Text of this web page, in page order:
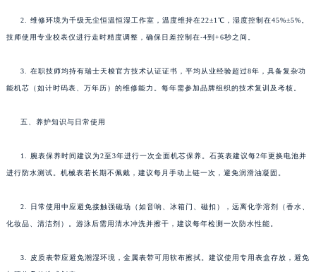
2. 维修环境为千级无尘恒温恒湿工作室，温度维持在22±1℃，湿度控制在45%±5%。
技师使用专业校表仪进行走时精度调整，确保日差控制在-4到+6秒之间。
3. 在职技师均持有瑞士天梭官方技术认证证书，平均从业经验超过8年，具备复杂功
能机芯（如计时码表、万年历）的维修能力。每年需参加品牌组织的技术复训及考核。
五、养护知识与日常使用
1. 腕表保养时间建议为2至3年进行一次全面机芯保养。石英表建议每2年更换电池并
进行防水测试。机械表若长期不佩戴，建议每月手动上链一次，避免润滑油凝固。
2. 日常使用中应避免接触强磁场（如音响、冰箱门、磁扣），远离化学溶剂（香水、
化妆品、清洁剂）。游泳后需用清水冲洗并擦干，建议每年检测一次防水性能。
3. 皮质表带应避免潮湿环境，金属表带可用软布擦拭。建议使用专用表盒存放，避免